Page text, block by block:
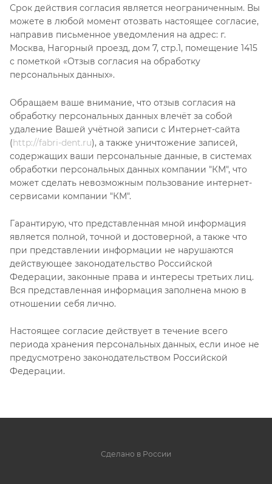
Срок действия согласия является неограниченным. Вы
можете в любой момент отозвать настоящее согласие,
направив письменное уведомления на адрес: г.
Москва, Нагорный проезд, дом 7, стр.1, помещение 1415
с пометкой «Отзыв согласия на обработку
персональных данных».
Обращаем ваше внимание, что отзыв согласия на
обработку персональных данных влечёт за собой
удаление Вашей учётной записи с Интернет-сайта
(http://fabri-dent.ru), а также уничтожение записей,
содержащих ваши персональные данные, в системах
обработки персональных данных компании "КМ", что
может сделать невозможным пользование интернет-
сервисами компании "КМ".
Гарантирую, что представленная мной информация
является полной, точной и достоверной, а также что
при представлении информации не нарушаются
действующее законодательство Российской
Федерации, законные права и интересы третьих лиц.
Вся представленная информация заполнена мною в
отношении себя лично.
Настоящее согласие действует в течение всего
периода хранения персональных данных, если иное не
предусмотрено законодательством Российской
Федерации.
Сделано в России